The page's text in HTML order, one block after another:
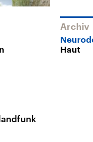
Archiv
Haut